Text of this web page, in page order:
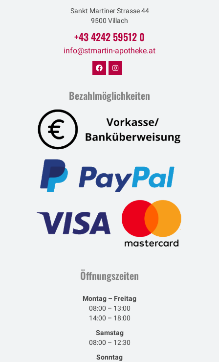
Sankt Martiner Strasse 44
9500 Villach
+43 4242 59512 0
info@stmartin-apotheke.at
Bezahlmöglichkeiten
Öffnungszeiten
Montag – Freitag
08:00 – 13:00
14:00 – 18:00
Samstag
08:00 – 12:30
Sonntag